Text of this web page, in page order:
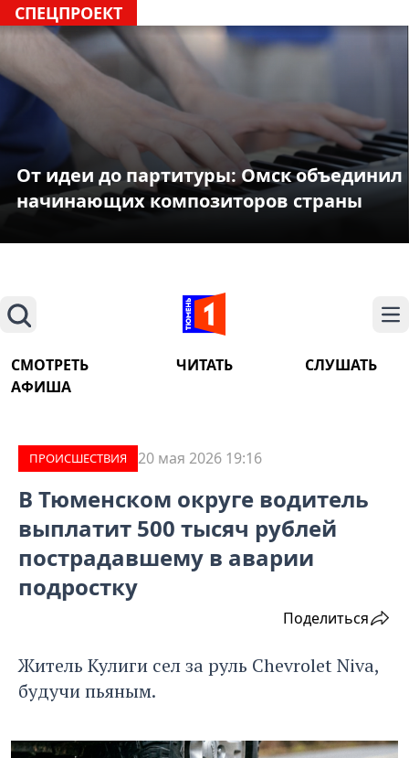
СПЕЦПРОЕКТ
От идеи до партитуры: Омск объединил
начинающих композиторов страны
Поиск
СМОТРЕТЬ ЧИТАТЬ
СЛУШАТЬ
АФИША
ПРОИCШЕСТВИЯ 20 мая 2026 19:16
В Тюменском округе водитель
выплатит 500 тысяч рублей
пострадавшему в аварии
подростку
Поделиться
Житель Кулиги сел за руль Chevrolet Niva,
будучи пьяным.